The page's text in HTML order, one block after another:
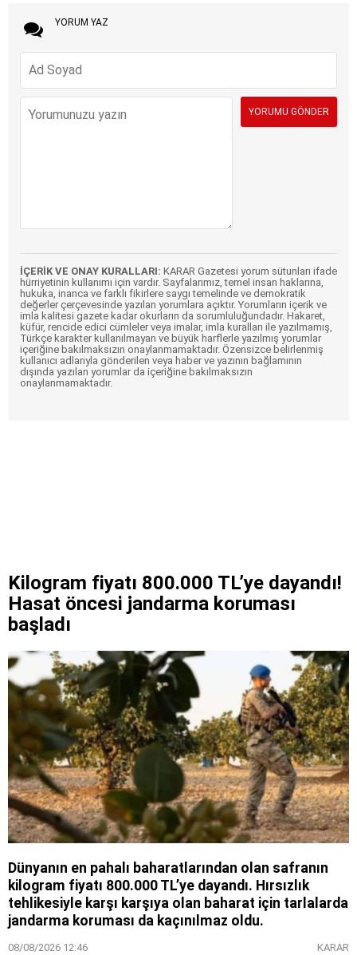
YORUM YAZ
İÇERİK VE ONAY KURALLARI: KARAR Gazetesi yorum sütunları ifade
hürriyetinin kullanımı için vardır. Sayfalarımız, temel insan haklarına,
hukuka, inanca ve farklı fikirlere saygı temelinde ve demokratik
değerler çerçevesinde yazılan yorumlara açıktır. Yorumların içerik ve
imla kalitesi gazete kadar okurların da sorumluluğundadır. Hakaret,
küfür, rencide edici cümleler veya imalar, imla kuralları ile yazılmamış,
Türkçe karakter kullanılmayan ve büyük harflerle yazılmış yorumlar
içeriğine bakılmaksızın onaylanmamaktadır. Özensizce belirlenmiş
kullanıcı adlarıyla gönderilen veya haber ve yazının bağlamının
dışında yazılan yorumlar da içeriğine bakılmaksızın
onaylanmamaktadır.
Kilogram fiyatı 800.000 TL’ye dayandı!
Hasat öncesi jandarma koruması
başladı
Dünyanın en pahalı baharatlarından olan safranın
kilogram fiyatı 800.000 TL’ye dayandı. Hırsızlık
tehlikesiyle karşı karşıya olan baharat için tarlalarda
jandarma koruması da kaçınılmaz oldu.
08/08/2026 12:46 KARAR